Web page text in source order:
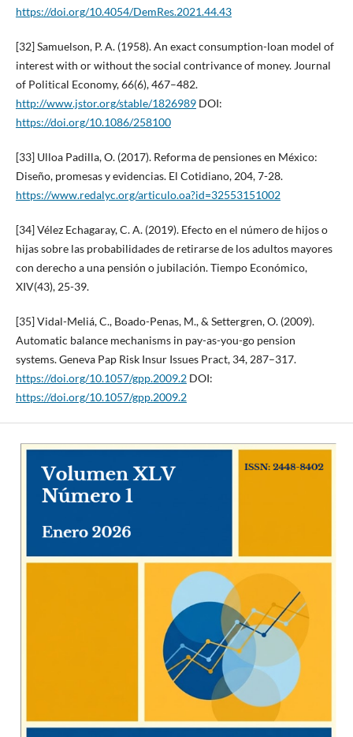
https://doi.org/10.4054/DemRes.2021.44.43
[32] Samuelson, P. A. (1958). An exact consumption-loan model of
interest with or without the social contrivance of money. Journal
of Political Economy, 66(6), 467–482.
http://www.jstor.org/stable/1826989DOI:
https://doi.org/10.1086/258100
[33] Ulloa Padilla, O. (2017). Reforma de pensiones en México:
Diseño, promesas y evidencias. El Cotidiano, 204, 7-28.
https://www.redalyc.org/articulo.oa?id=32553151002
[34] Vélez Echagaray, C. A. (2019). Efecto en el número de hijos o
hijas sobre las probabilidades de retirarse de los adultos mayores
con derecho a una pensión o jubilación. Tiempo Económico,
XIV(43), 25-39.
[35] Vidal-Meliá, C., Boado-Penas, M., & Settergren, O. (2009).
Automatic balance mechanisms in pay-as-you-go pension
systems. Geneva Pap Risk Insur Issues Pract, 34, 287–317.
https://doi.org/10.1057/gpp.2009.2DOI:
https://doi.org/10.1057/gpp.2009.2